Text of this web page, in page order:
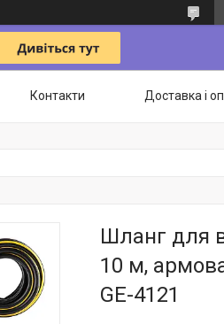
Контакти Доставка і
Шланг для
10 м,
GE-4121